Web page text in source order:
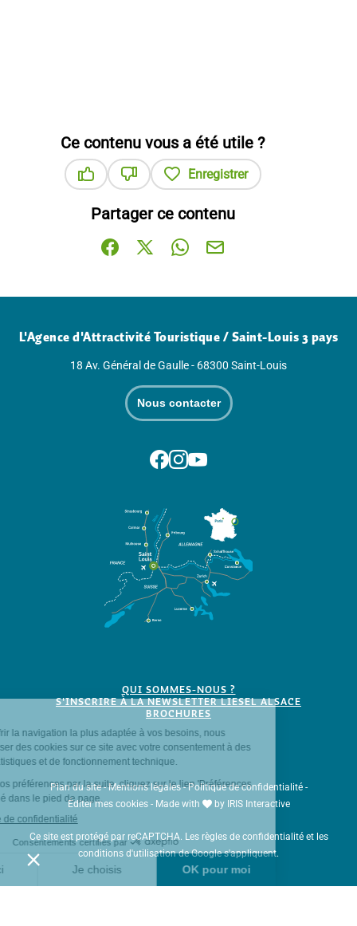
Ce contenu vous a été utile ?
Enregistrer
Partager ce contenu
Partager sur Facebook (nouvelle fenêtre)
Partager sur X / Twitter (nouvelle
Partager sur WhatsApp
Partager par mail
L'Agence d'Attractivité Touristique / Saint-Louis 3 pays
18 Av. Général de Gaulle - 68300 Saint-Louis
Nous contacter
Suivez-nous sur Facebook
Suivez-nous sur Instagram
Suivez-nous sur Youtube
QUI SOMMES-NOUS ?
S'INSCRIRE À LA NEWSLETTER LIESEL ALSACE
BROCHURES
Plan du site - Mentions légales - Politique de confidentialité -
Éditer mes cookies - Made with by IRIS Interactive
Ce site est protégé par reCAPTCHA. Les règles de confidentialitéet les
conditions d'utilisationde Google s'appliquent.